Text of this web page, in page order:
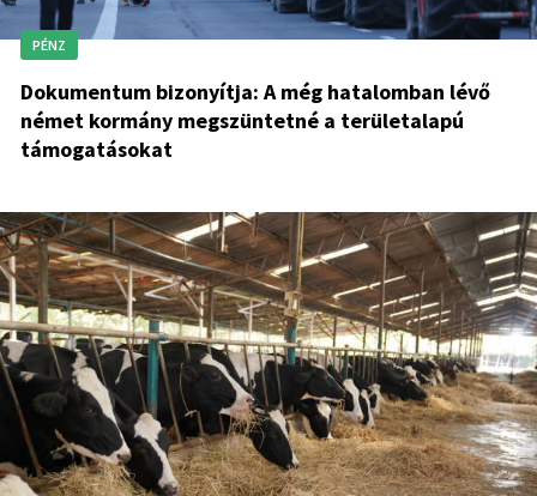
PÉNZ
Dokumentum bizonyítja: A még hatalomban lévő
német kormány megszüntetné a területalapú
támogatásokat